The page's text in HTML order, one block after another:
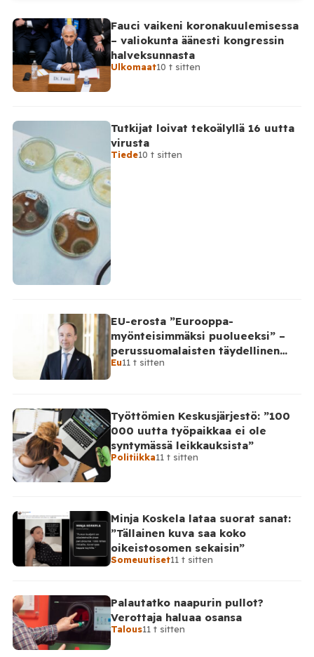
ilmapuolustus torjui yön aikana yhteensä 295
ukrainalaista lennokkia. Lennokkeja kerrotaan torjutun
useiden Venäjän alueiden sekä Mustanmeren ja
Asovanmeren yllä. Vakavimmat […]
Fauci vaikeni koronakuulemisessa
– valiokunta äänesti kongressin
halveksunnasta
Ulkomaat10 t sitten
Tutkijat loivat tekoälyllä 16 uutta
virusta
Tiede10 t sitten
EU-erosta ”Eurooppa-
myönteisimmäksi puolueeksi” –
perussuomalaisten täydellinen
takinkääntö
Eu11 t sitten
Työttömien Keskusjärjestö: ”100
000 uutta työpaikkaa ei ole
syntymässä leikkauksista”
Politiikka11 t sitten
Minja Koskela lataa suorat sanat:
”Tällainen kuva saa koko
oikeistosomen sekaisin”
Someuutiset11 t sitten
Palautatko naapurin pullot?
Verottaja haluaa osansa
Talous11 t sitten